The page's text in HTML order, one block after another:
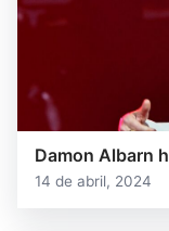
Damon Albarn
14 de abril, 2024